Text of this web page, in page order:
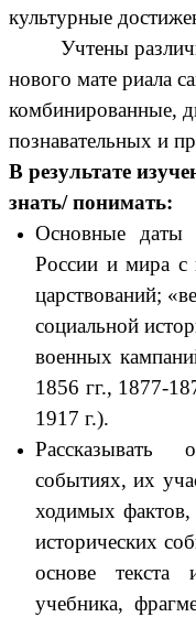
культурные
Учтены
нового мате риала
комбинированные,
познавательных и
В результате
знать/ понимать:
Основные даты
России и мира
царствований;
социальной
военных
1856 гг., 1877-
1917 г.).
Рассказывать
событиях, их
ходимых фактов,
исторических
основе текста
учебника,